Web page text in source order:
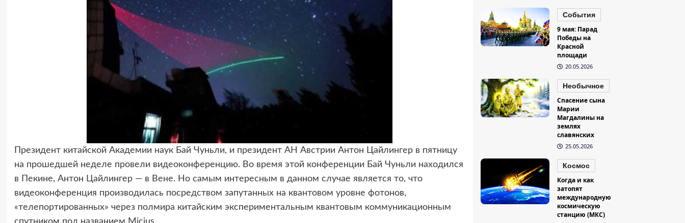
Президент китайской Академии наук Бай Чуньли, и президент АН Австрии Антон Цайлингер в пятницу
на прошедшей неделе провели видеоконференцию. Во время этой конференции Бай Чуньли находился
в Пекине, Антон Цайлингер — в Вене. Но самым интересным в данном случае является то, что
видеоконференция производилась посредством запутанных на квантовом уровне фотонов,
«телепортированных» через полмира китайским экспериментальным квантовым коммуникационным
События
9 мая: Парад
Победы на
Красной
площади
20.05.2026
Необычное
Спасение сына
Марии
Магдалины на
землях
славянских
25.05.2026
Космос
Когда и как
затопят
международную
космическую
станцию (МКС)